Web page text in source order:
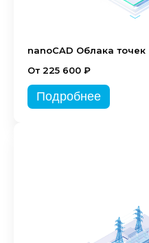
nanoCAD Облака точек
От 225 600 ₽
Подробнее